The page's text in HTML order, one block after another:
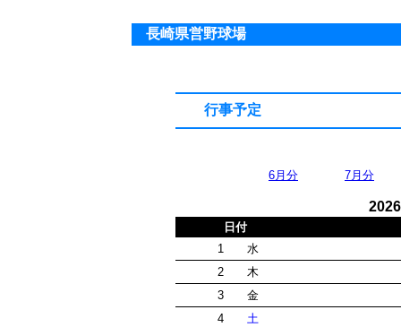
長崎県営野球場
行事予定
6月分 7月分
日付
1
水
2
木
3
金
4
土